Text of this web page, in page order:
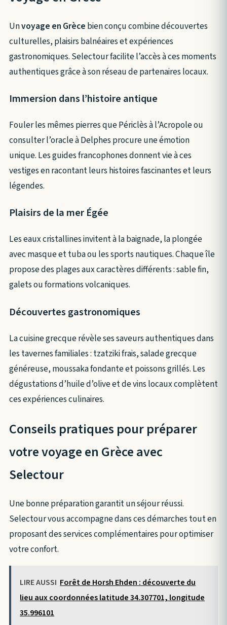
Unvoyage en Grèce bien conçu combine découvertes
culturelles, plaisirs balnéaires et expériences
gastronomiques. Selectour facilite l’accès à ces moments
authentiques grâce à son réseau de partenaires locaux.
Immersion dans l’histoire antique
Fouler les mêmes pierres que Périclès à l’Acropole ou
consulter l’oracle à Delphes procure une émotion
unique. Les guides francophones donnent vie à ces
vestiges en racontant leurs histoires fascinantes et leurs
légendes.
Plaisirs de la mer Égée
Les eaux cristallines invitent à la baignade, la plongée
avec masque et tuba ou les sports nautiques. Chaque île
propose des plages aux caractères différents : sable fin,
galets ou formations volcaniques.
Découvertes gastronomiques
La cuisine grecque révèle ses saveurs authentiques dans
les tavernes familiales : tzatziki frais, salade grecque
généreuse, moussaka fondante et poissons grillés. Les
dégustations d’huile d’olive et de vins locaux complètent
ces expériences culinaires.
Conseils pratiques pour préparer
votre voyage en Grèce avec
Selectour
Une bonne préparation garantit un séjour réussi.
Selectour vous accompagne dans ces démarches tout en
proposant des services complémentaires pour optimiser
votre confort.
LIRE AUSSI Forêt de Horsh Ehden : découverte du
lieu aux coordonnées latitude 34.307701, longitude
35.996101